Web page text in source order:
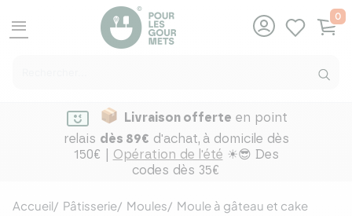
menu
0
Livraison offerte en point
relais dès 89€ d'achat, à domicile dès
150€ | Opération de l'été ☀😎 Des
codes dès 35€
Accueil Pâtisserie Moules Moule à gâteau et cake